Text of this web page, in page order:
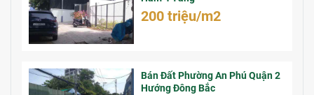
200 triệu/m2
Bán Đất Phường An Phú Quận 2
Hướng Đông Bắc